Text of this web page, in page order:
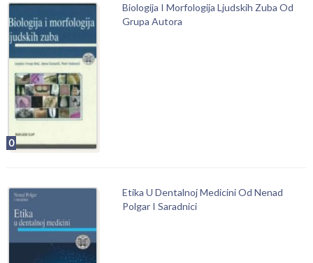
0
Biologija I Morfologija Ljudskih Zuba Od
Grupa Autora
Etika U Dentalnoj Medicini Od Nenad
Polgar I Saradnici